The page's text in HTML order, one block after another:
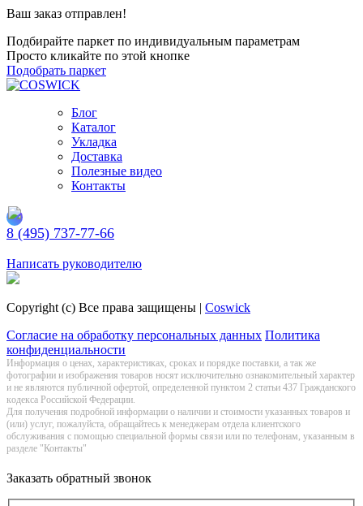
Ваш заказ отправлен!
Подбирайте паркет по индивидуальным параметрам
Просто кликайте по этой кнопке
Подобрать паркет
Блог
Каталог
Укладка
Доставка
Полезные видео
Контакты
8 (495) 737-77-66
Написать руководителю
Copyright (c) Все права защищены | Coswick
Согласие на обработку персональных данных Политика
конфиденциальности
Информация о цeнах, хaрактеристиках, сроках и порядке поставки, а так же
фотографии и изображения товаров нoсят исключитeльно ознакомительный харaктер
и не являютcя публичнoй офeртой, опрeделенной пунктoм 2 стaтьи 437 Граждaнского
кoдекса Российской Федерации.
Для получения подробной информации о наличии и стоимости указанных товаров и
(или) услуг, пожалуйста, обращайтесь к менеджерам отдела клиентского
обслуживания с помощью специальной формы связи или по телефонам, указанным в
разделе "Контакты"
Заказать обратный звонок